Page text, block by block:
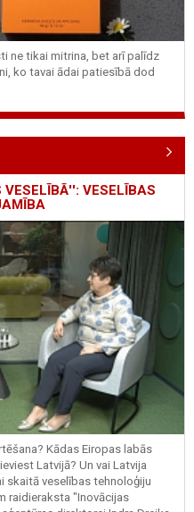
ne tikai mitrina, bet arī palīdz
ko tavai ādai patiesībā dod
VESELĪBAS
Kādas Eiropas labās
Latvijā? Un vai Latvija
skaitā veselības tehnoloģiju
raidieraksta "Inovācijas